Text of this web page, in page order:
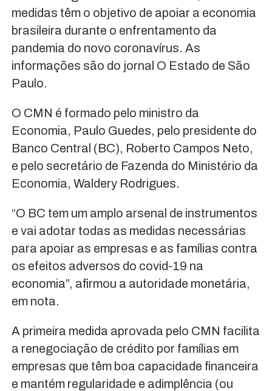
medidas têm o objetivo de apoiar a economia
brasileira durante o enfrentamento da
pandemia do novo coronavírus. As
informações são do jornal O Estado de São
Paulo.
O CMN é formado pelo ministro da
Economia, Paulo Guedes, pelo presidente do
Banco Central (BC), Roberto Campos Neto,
e pelo secretário de Fazenda do Ministério da
Economia, Waldery Rodrigues.
“O BC tem um amplo arsenal de instrumentos
e vai adotar todas as medidas necessárias
para apoiar as empresas e as famílias contra
os efeitos adversos do covid-19 na
economia”, afirmou a autoridade monetária,
em nota.
A primeira medida aprovada pelo CMN facilita
a renegociação de crédito por famílias em
empresas que têm boa capacidade financeira
e mantém regularidade e adimplência (ou